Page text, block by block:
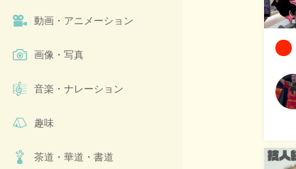
動画・アニメーション
画像・写真
音楽・ナレーション
趣味
茶道・華道・書道